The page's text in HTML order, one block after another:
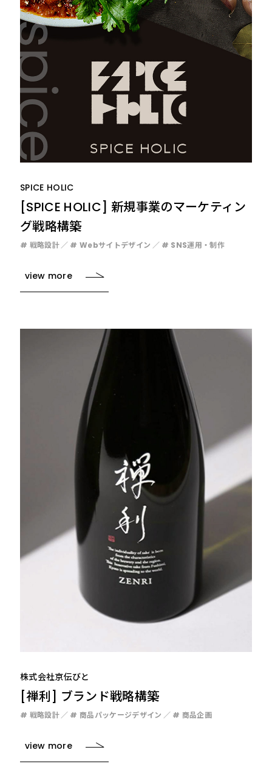
SPICE HOLIC
[SPICE HOLIC] 新規事業のマーケティン
グ戦略構築
# 戦略設計 # Webサイトデザイン # SNS運用・制作
view more
株式会社京伝びと
[禅利] ブランド戦略構築
# 戦略設計 # 商品パッケージデザイン # 商品企画
view more